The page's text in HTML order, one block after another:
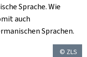
Sprache. Wie
auch
Sprachen.
© ZLS